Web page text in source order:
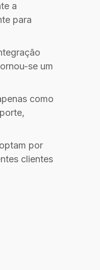
a
para
se um
como
por
clientes